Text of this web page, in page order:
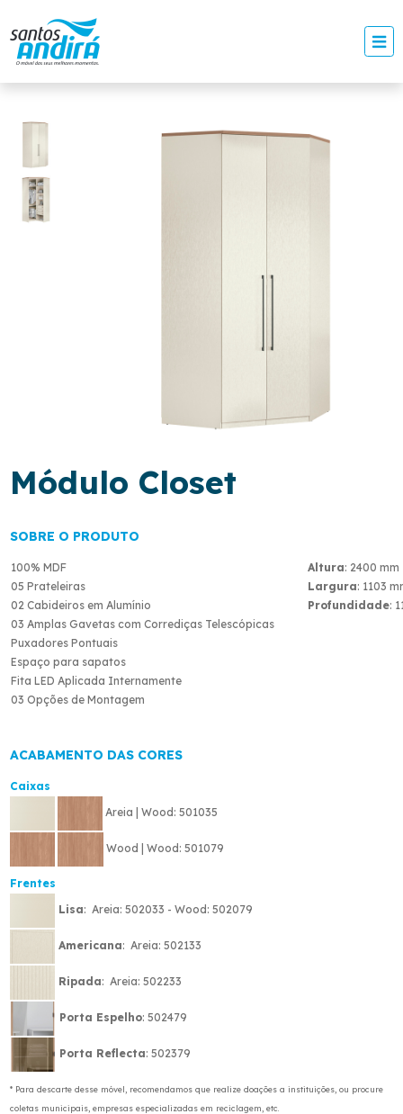
Módulo Closet
SOBRE O PRODUTO
100% MDF
05 Prateleiras
02 Cabideiros em Alumínio
03 Amplas Gavetas com Corrediças Telescópicas
Puxadores Pontuais
Espaço para sapatos
Fita LED Aplicada Internamente
03 Opções de Montagem
Altura: 2400 mm
Largura: 1103
Profundidade:
ACABAMENTO DAS CORES
Caixas
Areia | Wood: 501035
Wood | Wood: 501079
Frentes
Lisa: Areia: 502033 - Wood: 502079
Americana: Areia: 502133
Ripada: Areia: 502233
Porta Espelho: 502479
Porta Reflecta: 502379
* Para descarte desse móvel, recomendamos que realize doações a instituições, ou procure
coletas municipais, empresas especializadas em reciclagem, etc.